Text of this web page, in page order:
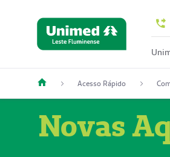
Acesso Rápido
Novas